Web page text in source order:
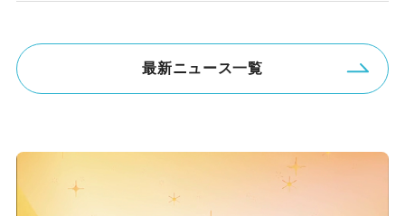
最新ニュース一覧